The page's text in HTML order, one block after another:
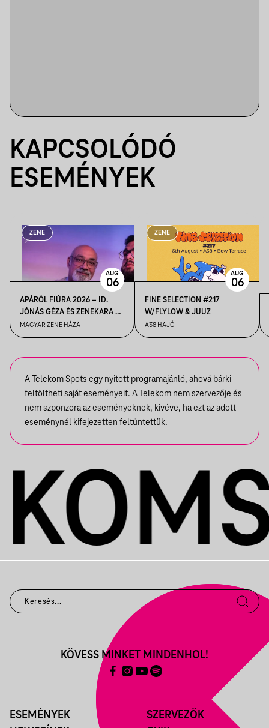
KAPCSOLÓDÓ
ESEMÉNYEK
ZENE
APÁRÓL FIÚRA 2026 – ID.
JÓNÁS GÉZA ÉS ZENEKARA &
IFJ. JÓNÁS GÉZA ÉS
ZENEKARA, VENDÉG: ROBY
MAGYAR ZENE HÁZA
AUG
06
ZENE
FINE SELECTION #217
W/FLYLOW & JUUZ
A38 HAJÓ
AUG
06
A Telekom Spots egy nyitott programajánló, ahová bárki
feltöltheti saját eseményeit. A Telekom nem szervezője és
nem szponzora az eseményeknek, kivéve, ha ezt az adott
eseménynél kifejezetten feltüntettük.
ESEMÉNYEK
SZERVEZŐK
KÖVESS MINKET MINDENHOL!